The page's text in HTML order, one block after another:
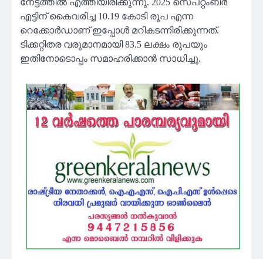
നേട്ടത്തിൽ എത്തിയിരിക്കുന്നു. 2025 സെപ്റ്റംബർ
എട്ടിന് കൈവരിച്ച 10.19 കോടി രൂപ എന്ന
റെക്കോർഡാണ് ഇപ്പോൾ മറികടന്നിരിക്കുന്നത്.
ടിക്കറ്റിതര വരുമാനമായി 83.5 ലക്ഷം രൂപയും
ഇതിനോടൊപ്പം സമാഹരിക്കാൻ സാധിച്ചു.